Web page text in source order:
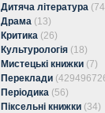
Дитяча література
Драма (13)
Критика (26)
Культурологія (18)
Мистецькі книжки (7)
Переклади
Періодика (56)
Піксельні книжки (34)